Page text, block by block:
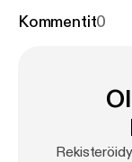
support
Kommentit0